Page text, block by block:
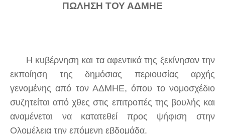
ΠΩΛΗΣΗ ΤΟΥ ΑΔΜΗΕ
Η κυβέρνηση και τα αφεντικά της ξεκίνησαν την
εκποίηση της δημόσιας περιουσίας αρχής
γενομένης από τον ΑΔΜΗΕ, όπου το νομοσχέδιο
συζητείται από χθες στις επιτροπές της βουλής και
αναμένεται να κατατεθεί προς ψήφιση στην
Ολομέλεια την επόμενη εβδομάδα.